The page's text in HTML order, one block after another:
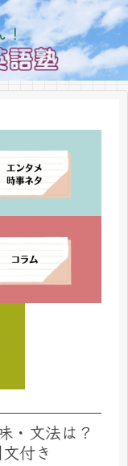
・文法は？
付き